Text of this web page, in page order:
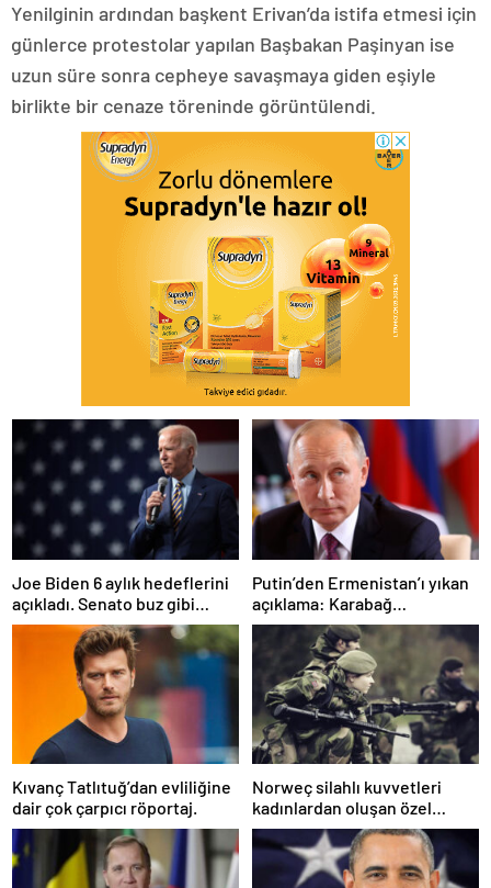
Yenilginin ardından başkent Erivan’da istifa etmesi için
günlerce protestolar yapılan Başbakan Paşinyan ise
uzun süre sonra cepheye savaşmaya giden eşiyle
birlikte bir cenaze töreninde görüntülendi.
Joe Biden 6 aylık hedeflerini
açıkladı. Senato buz gibi…
Putin’den Ermenistan’ı yıkan
açıklama: Karabağ
Azerbaycan’ın ayrılmaz bir
parçasıdır!
Kıvanç Tatlıtuğ’dan evliliğine
dair çok çarpıcı röportaj.
Norweç silahlı kuvvetleri
kadınlardan oluşan özel
kuvvetler eğitimlerini
başlattı.